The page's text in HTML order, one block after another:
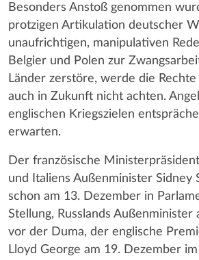
Besonders Anstoß genommen
protzigen Artikulation deutscher
unaufrichtigen, manipulativen
Belgier und Polen zur
Länder zerstöre, werde die
auch in Zukunft nicht achten.
englischen Kriegszielen
erwarten.
Der französische
und Italiens Außenminister Sidney
schon am 13. Dezember in
Stellung, Russlands Außenminister
vor der Duma, der englische
Lloyd George am 19. Dezember